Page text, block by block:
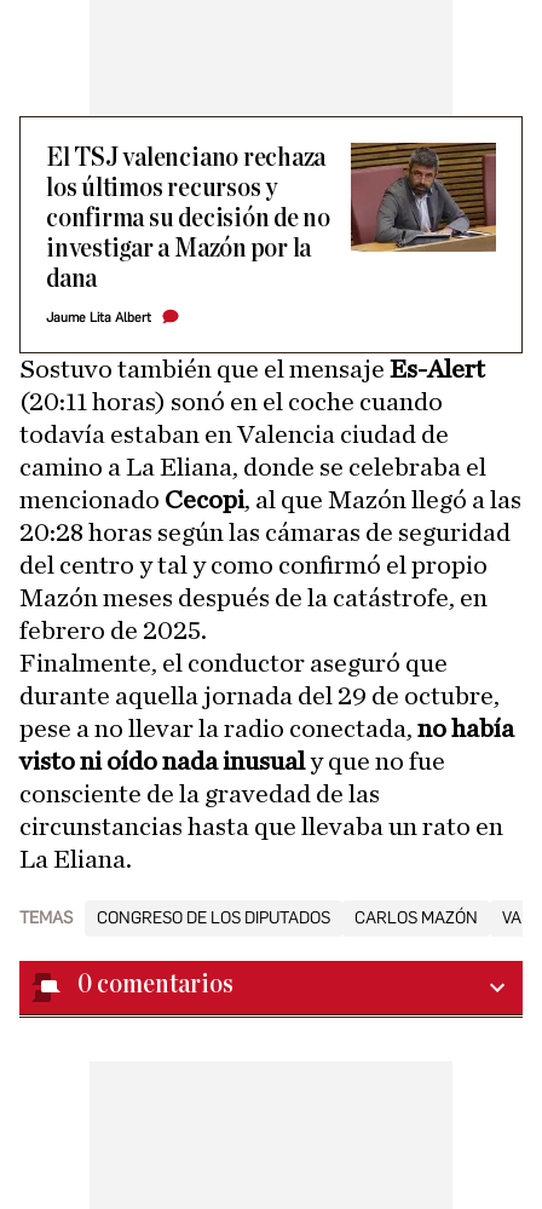
El TSJ valenciano rechaza
los últimos recursos y
confirma su decisión de no
investigar a Mazón por la
dana
Jaume Lita Albert
Sostuvo también que el mensaje Es-Alert
(20:11 horas) sonó en el coche cuando
todavía estaban en Valencia ciudad de
camino a La Eliana, donde se celebraba el
mencionado Cecopi, al que Mazón llegó a las
20:28 horas según las cámaras de seguridad
del centro y tal y como confirmó el propio
Mazón meses después de la catástrofe, en
febrero de 2025.
Finalmente, el conductor aseguró que
durante aquella jornada del 29 de octubre,
pese a no llevar la radio conectada, no había
visto ni oído nada inusualy que no fue
consciente de la gravedad de las
circunstancias hasta que llevaba un rato en
La Eliana.
TEMAS CONGRESO DE LOS DIPUTADOS CARLOS MAZÓN
0 comentarios